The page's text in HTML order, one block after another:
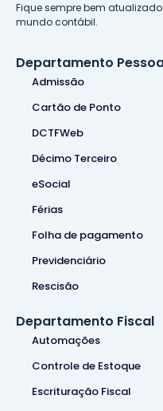
Fique sempre bem
mundo contábil.
Departamento
Admissão
Cartão de Ponto
DCTFWeb
Décimo Terceiro
eSocial
Férias
Folha de pagamento
Previdenciário
Rescisão
Departamento Fiscal
Automações
Controle de Estoque
Escrituração Fiscal